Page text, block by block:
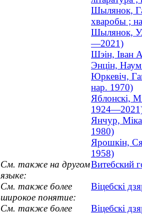
Шылянок,
хваробы ;
Шылянок,
—2021)
Шэін, Іван
Энцін,
Юркевіч,
нар. 1970)
Яблонскі,
Янчур,
1980)
Ярошкін,
1958)
См. также на другом
языке:
Витебский
См. также более
широкое понятие:
Віцебскі
См. также более
Віцебскі